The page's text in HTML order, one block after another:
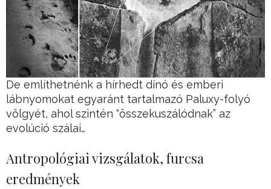
De említhetnénk a hírhedt dínó és emberi
lábnyomokat egyaránt tartalmazó Paluxy-folyó
völgyét, ahol szintén “összekuszálódnak” az
evolúció szálai…
Antropológiai vizsgálatok, furcsa
eredmények